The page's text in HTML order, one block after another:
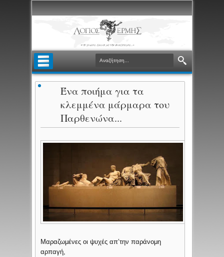
Ένα ποιήμα για τα
κλεμμένα μάρμαρα του
Παρθενώνα...
Μαραζωμένες οι ψυχές απ’την παράνομη
αρπαγή,